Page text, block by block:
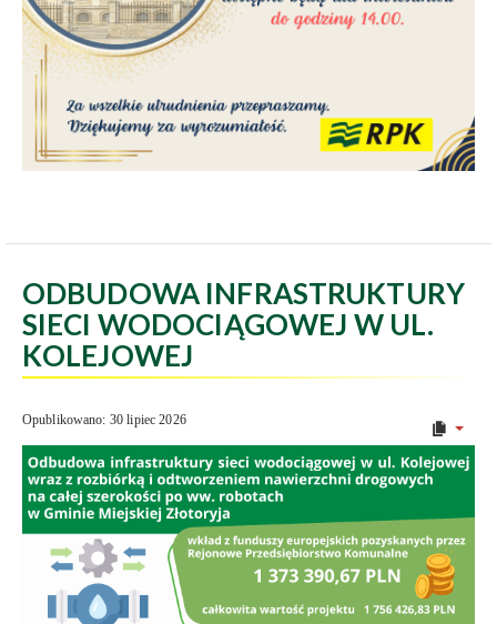
ODBUDOWA INFRASTRUKTURY
SIECI WODOCIĄGOWEJ W UL.
KOLEJOWEJ
Opublikowano: 30 lipiec 2026